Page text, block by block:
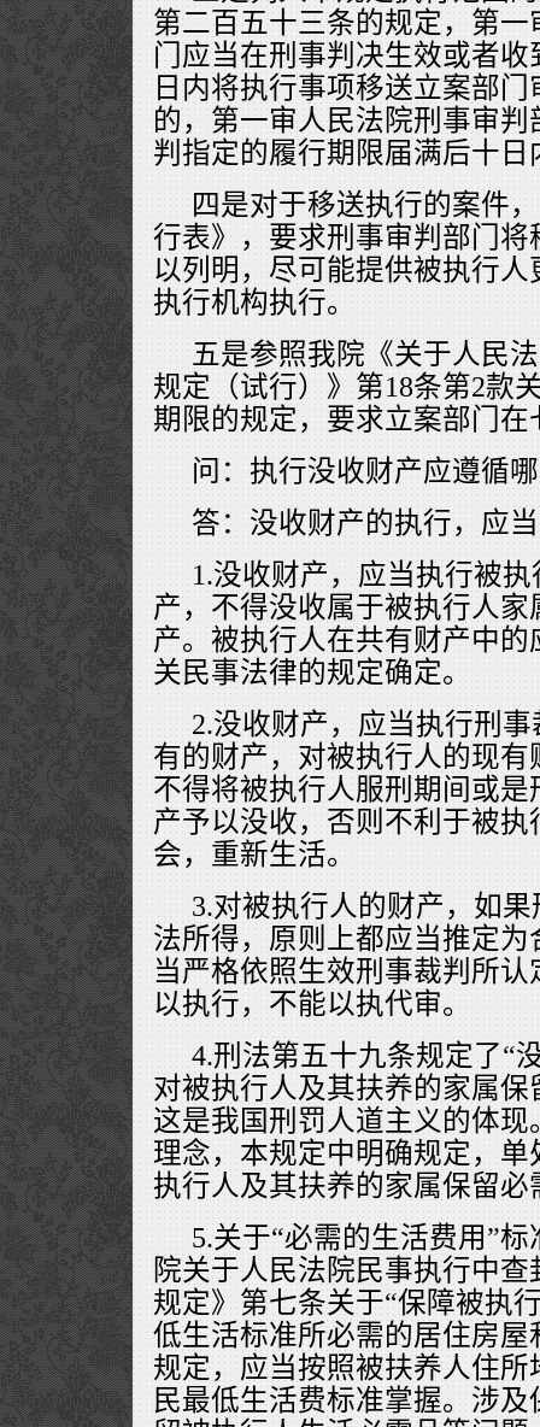
第二百五十三条的规定，第
门应当在刑事判决生效或者
日内将执行事项移送立案部
的，第一审人民法院刑事审
判指定的履行期限届满后十日
四是对于移送执行的案件
行表》，要求刑事审判部门
以列明，尽可能提供被执行
执行机构执行。
五是参照我院《关于人民
规定（试行）》第18条第2款
期限的规定，要求立案部门在
问：执行没收财产应遵循
答：没收财产的执行，应
1.没收财产，应当执行被
产，不得没收属于被执行人
产。被执行人在共有财产中
关民事法律的规定确定。
2.没收财产，应当执行刑
有的财产，对被执行人的现
不得将被执行人服刑期间或
产予以没收，否则不利于被
会，重新生活。
3.对被执行人的财产，如
法所得，原则上都应当推定
当严格依照生效刑事裁判所
以执行，不能以执代审。
4.刑法第五十九条规定了“
对被执行人及其扶养的家属保
这是我国刑罚人道主义的体现
理念，本规定中明确规定，
执行人及其扶养的家属保留必
5.关于“必需的生活费用”
院关于人民法院民事执行中
规定》第七条关于“保障被执
低生活标准所必需的居住房屋
规定，应当按照被扶养人住
民最低生活费标准掌握。涉